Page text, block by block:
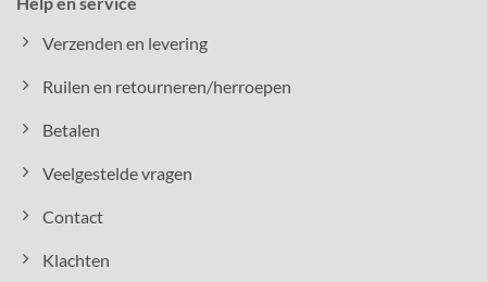
Verzenden en levering
Ruilen en retourneren/herroepen
Betalen
Veelgestelde vragen
Contact
Klachten